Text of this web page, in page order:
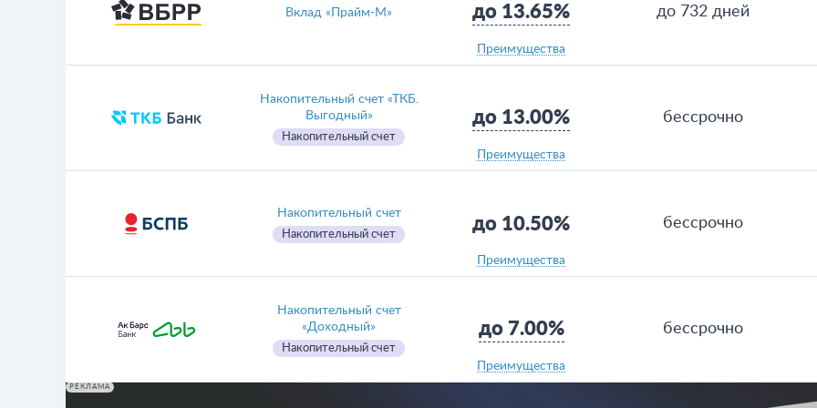
Вклад «Прайм-М» до 13.65%
Преимущества
до 732 дней
Накопительный счет «ТКБ.
Выгодный»
Накопительный счет
до 13.00%
Преимущества
бессрочно
Накопительный счет
Накопительный счет
до 10.50%
Преимущества
бессрочно
Накопительный счет
«Доходный»
Накопительный счет
до 7.00%
Преимущества
бессрочно
РЕКЛАМА